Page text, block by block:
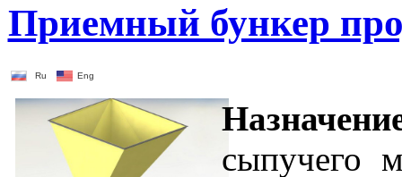
Приемный бункер
Ru Eng
сыпучего